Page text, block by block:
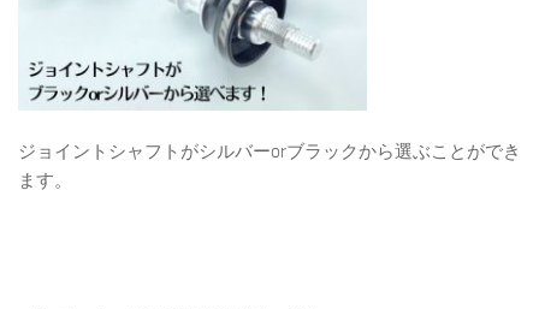
ジョイントシャフトがシルバーorブラックから選ぶことができ
ます。